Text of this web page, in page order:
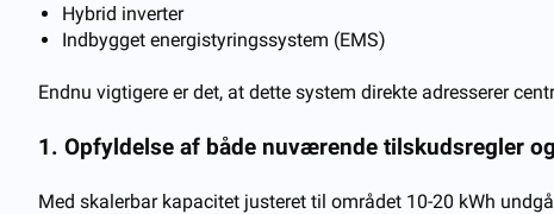
Hybrid inverter
Indbygget energistyringssystem (EMS)
Endnu vigtigere er det, at dette system direkte adresserer
1. Opfyldelse af både nuværende tilskudsregler
Med skalerbar kapacitet justeret til området 10-20 kWh